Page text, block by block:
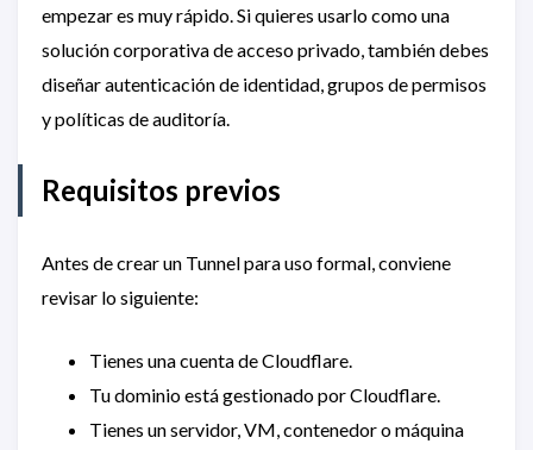
empezar es muy rápido. Si quieres usarlo como una
solución corporativa de acceso privado, también debes
diseñar autenticación de identidad, grupos de permisos
y políticas de auditoría.
Requisitos previos
Antes de crear un Tunnel para uso formal, conviene
revisar lo siguiente:
Tienes una cuenta de Cloudflare.
Tu dominio está gestionado por Cloudflare.
Tienes un servidor, VM, contenedor o máquina